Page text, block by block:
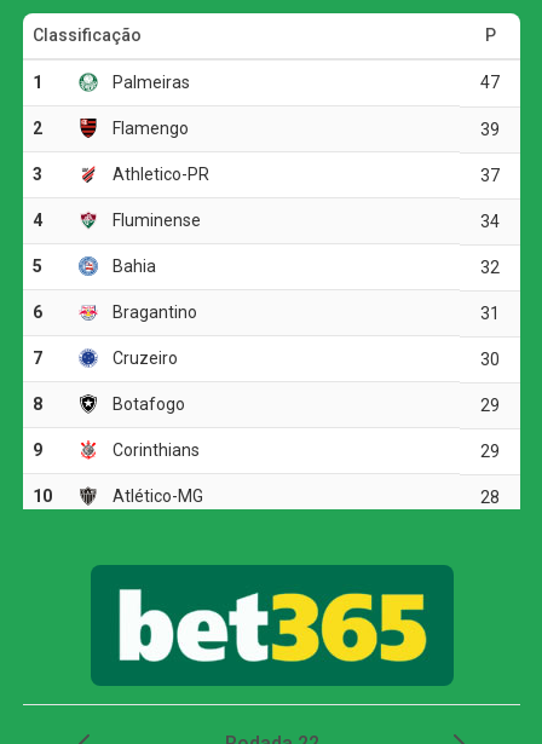
aos 39, acertou um belo chute de fora da área para
empatar o jogo. Kaio Jorge ainda teve a chance de virar o
placar nos acréscimos, mas parou em Matheus Mendes.
Emoção até o fim
Na segunda etapa, Cauan Barros quase colocou o
América-MG na frente, mas Cássio fez grande defesa. O
Cruzeiro respondeu com Gabigol, que desperdiçou duas
chances claras.
Aos 45 minutos, o América-MG teve a chance de garantir
a vitória, mas Jonathas desperdiçou um pênalti defendido
por Cássio.
Decisão nos pênaltis
Com o empate persistindo, a decisão foi para os pênaltis.
Elizari, Barros, Jonathas e Marlon converteram suas
perdeu. Pelo Cruzeiro, Matheus Henrique e Gabigol
marcaram, mas William parou em Matheus Mendes e
Marlon chutou para fora, garantindo a vaga do Coelho na
Próximo desafio